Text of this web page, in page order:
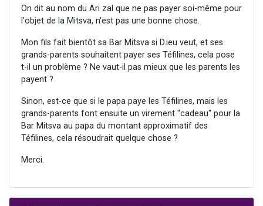
On dit au nom du Ari zal que ne pas payer soi-même pour
l'objet de la Mitsva, n'est pas une bonne chose.
Mon fils fait bientôt sa Bar Mitsva si D.ieu veut, et ses
grands-parents souhaitent payer ses Téfilines, cela pose
t-il un problème ? Ne vaut-il pas mieux que les parents les
payent ?
Sinon, est-ce que si le papa paye les Téfilines, mais les
grands-parents font ensuite un virement "cadeau" pour la
Bar Mitsva au papa du montant approximatif des
Téfilines, cela résoudrait quelque chose ?
Merci.